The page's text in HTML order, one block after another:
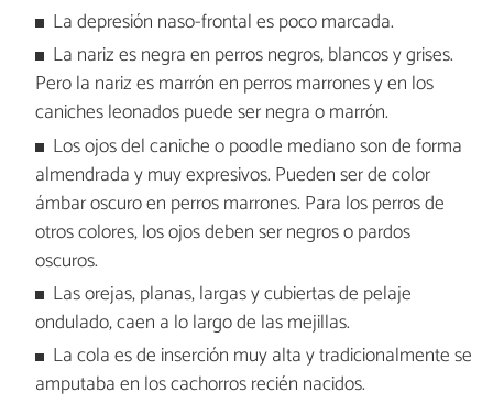
La depresión naso-frontal es poco marcada.
La nariz es negra en perros negros, blancos y grises.
Pero la nariz es marrón en perros marrones y en los
caniches leonados puede ser negra o marrón.
Los ojos del caniche o poodle mediano son de forma
almendrada y muy expresivos. Pueden ser de color
ámbar oscuro en perros marrones. Para los perros de
otros colores, los ojos deben ser negros o pardos
oscuros.
Las orejas, planas, largas y cubiertas de pelaje
ondulado, caen a lo largo de las mejillas.
La cola es de inserción muy alta y tradicionalmente se
amputaba en los cachorros recién nacidos.